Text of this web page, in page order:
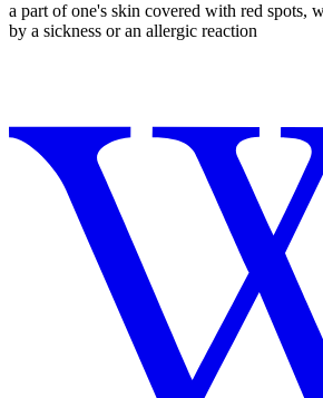
a part of one's skin covered with red spots,
by a sickness or an allergic reaction